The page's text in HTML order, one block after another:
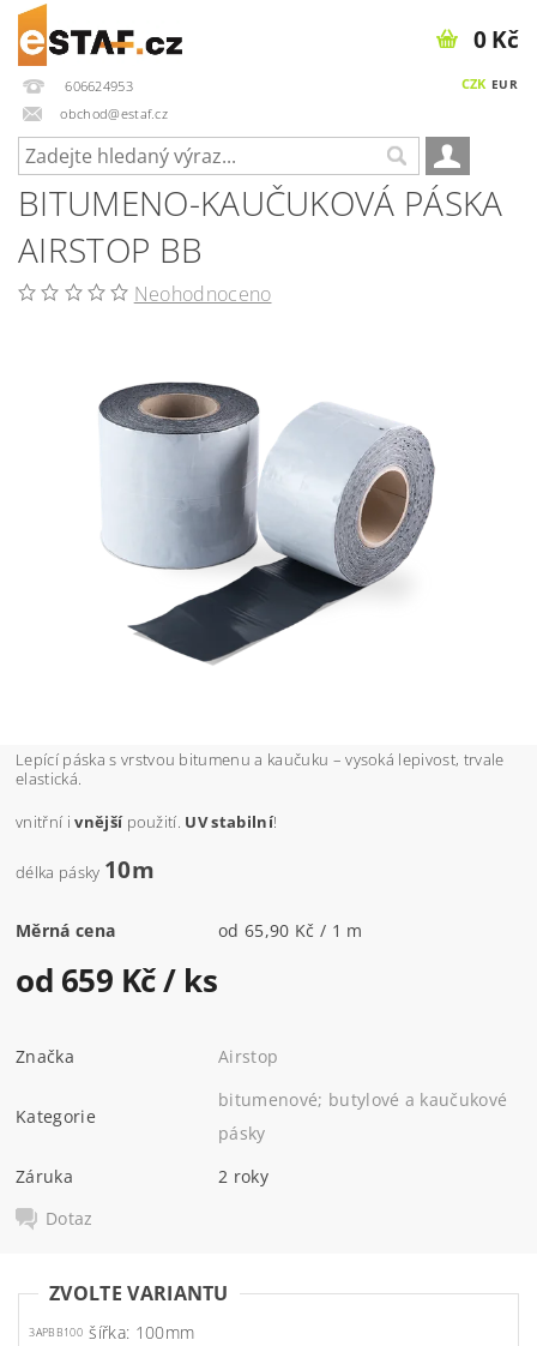
606624953
obchod@estaf.cz
CZK EUR
0 Kč
BITUMENO-KAUČUKOVÁ PÁSKA
AIRSTOP BB
Neohodnoceno
Lepící páska s vrstvou bitumenu a kaučuku – vysoká lepivost, trvale
elastická.
vnitřní ivnějšípoužití. UV stabilní!
délka pásky 10m
Měrná cena od 65,90 Kč / 1 m
od 659 Kč/ ks
Značka Airstop
Kategorie
bitumenové; butylové a kaučukové
pásky
Záruka
2 roky
Dotaz
ZVOLTE VARIANTU
3APBB100 šířka: 100mm